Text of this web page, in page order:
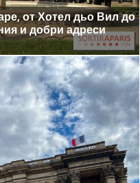
от Хотел дьо Вил до
и добри адреси